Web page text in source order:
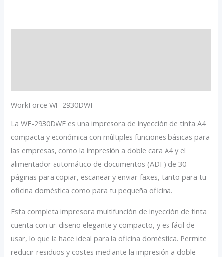
A4
WorkForce WF-2930DWF
La WF-2930DWF es una impresora de inyección de tinta A4
compacta y económica con múltiples funciones básicas para
las empresas, como la impresión a doble cara A4 y el
alimentador automático de documentos (ADF) de 30
páginas para copiar, escanear y enviar faxes, tanto para tu
oficina doméstica como para tu pequeña oficina.
Esta completa impresora multifunción de inyección de tinta
cuenta con un diseño elegante y compacto, y es fácil de
usar, lo que la hace ideal para la oficina doméstica. Permite
reducir residuos y costes mediante la impresión a doble